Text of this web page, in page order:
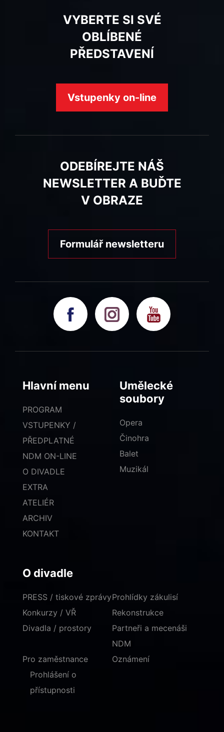
VYBERTE SI SVÉ
OBLÍBENÉ
PŘEDSTAVENÍ
Vstupenky on-line
ODEBÍREJTE NÁŠ
NEWSLETTER A BUĎTE
V OBRAZE
Formulář newsletteru
Hlavní menu
PROGRAM
VSTUPENKY /
PŘEDPLATNÉ
NDM ON-LINE
O DIVADLE
EXTRA
ATELIÉR
ARCHIV
KONTAKT
Umělecké
soubory
Opera
Činohra
Balet
Muzikál
O divadle
PRESS / tiskové zprávy
Konkurzy / VŘ
Divadla / prostory
Prohlídky zákulisí
Rekonstrukce
Partneři a mecenáši
NDM
Pro zaměstnance
Oznámení
Prohlášení o
přístupnosti